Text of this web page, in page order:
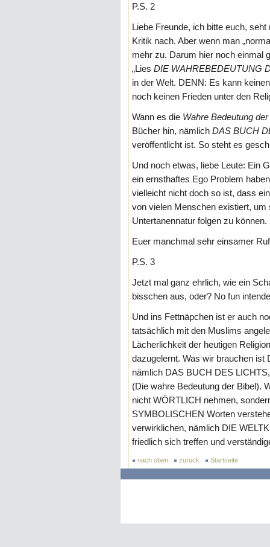
P.S. 2
Liebe Freunde, ich bitte euch,
Kritik nach. Aber wenn man
mehr zu. Darum hier noch einmal
„Lies DIE WAHREBEDEUTUNG
in der Welt. DENN: Es kann
noch keinen Frieden unter den
Wann es die Wahre Bedeutung
Bücher hin, nämlich DAS BUCH
veröffentlicht ist. So steht es
Und noch etwas, liebe Leute: Ein
ein ernsthaftes Ego Problem
vielleicht nicht doch so ist, dass
von vielen Menschen existiert,
Untertanennatur folgen zu können.
Euer manchmal sehr einsamer
P.S. 3
Jetzt mal ganz ehrlich, wie ein
bisschen aus, oder? No fun
Und ins Fettnäpchen ist er auch
tatsächlich mit den Muslims
Lächerlichkeit der heutigen
dazugelernt. Was wir brauchen ist
nämlich DAS BUCH DES
(Die wahre Bedeutung der Bibel).
nicht WÖRTLICH nehmen,
SYMBOLISCHEN Worten
verwirklichen, nämlich DIE
friedlich sich treffen und
nach oben zurück Startseite